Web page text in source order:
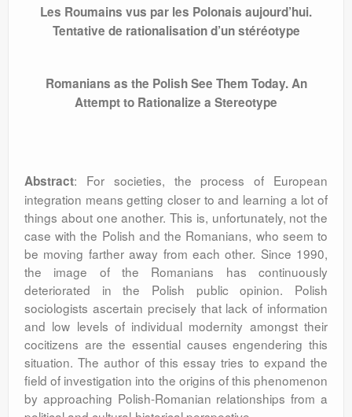
Les Roumains vus par les Polonais aujourd’hui.
Tentative de rationalisation d’un stéréotype
Romanians as the Polish See Them Today. An
Attempt to Rationalize a Stereotype
Abstract: For societies, the process of European
integration means getting closer to and learning a lot of
things about one another. This is, unfortunately, not the
case with the Polish and the Romanians, who seem to
be moving farther away from each other. Since 1990,
the image of the Romanians has continuously
deteriorated in the Polish public opinion. Polish
sociologists ascertain precisely that lack of information
and low levels of individual modernity amongst their
cocitizens are the essential causes engendering this
situation. The author of this essay tries to expand the
field of investigation into the origins of this phenomenon
by approaching Polish-Romanian relationships from a